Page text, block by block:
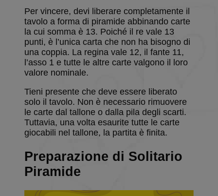
Per vincere, devi liberare completamente il
tavolo a forma di piramide abbinando carte
la cui somma è 13. Poiché il re vale 13
punti, è l’unica carta che non ha bisogno di
una coppia. La regina vale 12, il fante 11,
l’asso 1 e tutte le altre carte valgono il loro
valore nominale.
Tieni presente che deve essere liberato
solo il tavolo. Non è necessario rimuovere
le carte dal tallone o dalla pila degli scarti.
Tuttavia, una volta esaurite tutte le carte
giocabili nel tallone, la partita è finita.
Preparazione di Solitario
Piramide